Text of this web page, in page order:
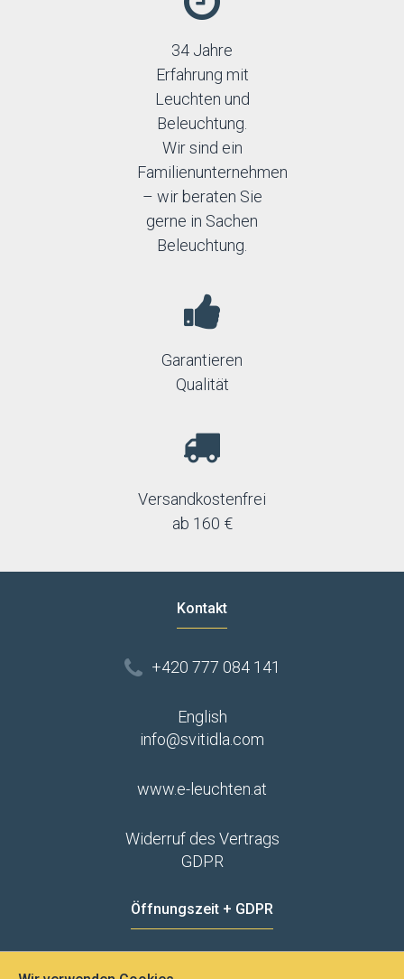
34 Jahre
Erfahrung mit
Leuchten und
Beleuchtung.
Wir sind ein
Familienunternehmen
– wir beraten Sie
gerne in Sachen
Beleuchtung.
Garantieren
Qualität
Versandkostenfrei
ab 160 €
Kontakt
+420 777 084 141
English
info@svitidla.com
www.e-leuchten.at
Widerruf des Vertrags
GDPR
Öffnungszeit + GDPR